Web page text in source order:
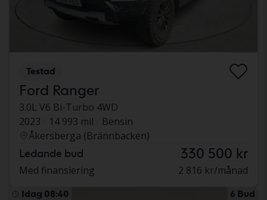
Testad
Ford Ranger
3.0L V6 Bi-Turbo 4WD
2023
14 993 mil
Bensin
Åkersberga (Brännbacken)
Ledande bud 330 500 kr
Med finansiering 2 816 kr/månad
Idag 08:40 6 Bud